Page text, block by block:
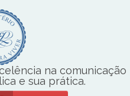
na comunicação
e sua prática.